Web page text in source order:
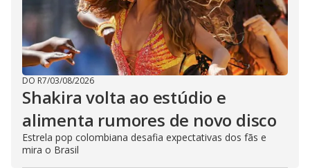
DO R7/03/08/2026
Shakira volta ao estúdio e
alimenta rumores de novo disco
Estrela pop colombiana desafia expectativas dos fãs e
mira o Brasil